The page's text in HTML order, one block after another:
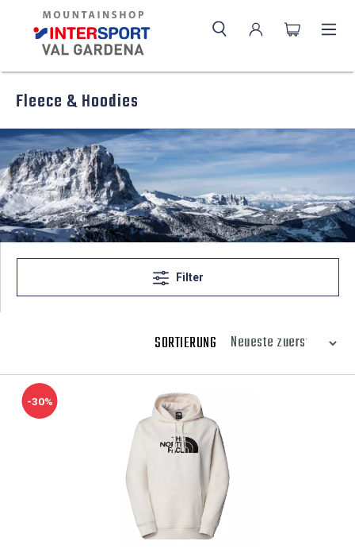
Fleece & Hoodies
Filter
SORTIERUNG
-30%